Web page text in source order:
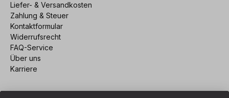
Liefer- & Versandkosten
Zahlung & Steuer
Kontaktformular
Widerrufsrecht
FAQ-Service
Über uns
Karriere